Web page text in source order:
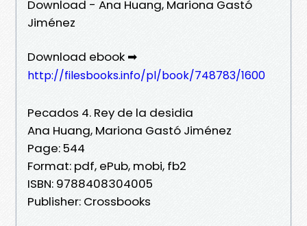
Download - Ana Huang, Mariona Gastó
Jiménez
Download ebook ➡
http://filesbooks.info/pl/book/748783/1600
Pecados 4. Rey de la desidia
Ana Huang, Mariona Gastó Jiménez
Page: 544
Format: pdf, ePub, mobi, fb2
ISBN: 9788408304005
Publisher: Crossbooks